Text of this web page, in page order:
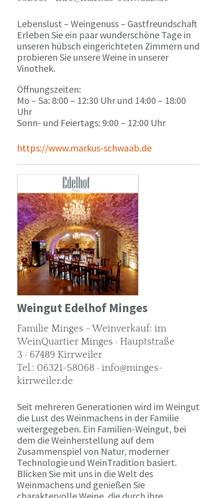
Lebenslust – Weingenuss – Gastfreundschaft
Erleben Sie ein paar wunderschöne Tage in
unseren hübsch eingerichteten Zimmern und
probieren Sie unsere Weine in unserer
Vinothek.
Öffnungszeiten:
Mo – Sa: 8:00 – 12:30 Uhr und 14:00 – 18:00
Uhr
Sonn- und Feiertags: 9:00 – 12:00 Uhr
https://www.markus-schwaab.de
Weingut Edelhof Minges
Familie Minges - Weinverkauf: im
WeinQuartier Minges · Hauptstraße
3 · 67489 Kirrweiler
Tel.: 06321-58068 · info@minges-
kirrweiler.de
Seit mehreren Generationen wird im Weingut
die Lust des Weinmachens in der Familie
weitergegeben. Ein Familien-Weingut, bei
dem die Weinherstellung auf dem
Zusammenspiel von Natur, moderner
Technologie und WeinTradition basiert.
Blicken Sie mit uns in die Welt des
Weinmachens und genießen Sie